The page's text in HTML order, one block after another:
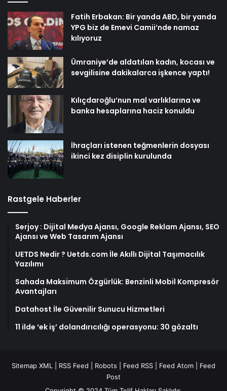
Fatih Erbakan: Bir yanda ABD, bir yanda
YPG biz de Emevi Camii’nde namaz
kılıyoruz
Ümraniye’de aldatılan kadın, kocası ve
sevgilisine dakikalarca işkence yaptı!
Kılıçdaroğlu’nun mal varlıklarına ve
banka hesaplarına haciz konuldu
İhraçları istenen teğmenlerin dosyası
ikinci kez disiplin kurulunda
Rastgele Haberler
Serjoy : Dijital Medya Ajansı, Google Reklam Ajansı, SEO
Ajansı ve Web Tasarım Ajansı
UETDS Nedir ? Uetds.com İle Akıllı Dijital Taşımacılık
Yazılımı
Sahada Maksimum Özgürlük: Benzinli Mobil Kompresör
Avantajları
Datahost İle Güvenilir Sunucu Hizmetleri
11 ilde ‘ek iş’ dolandırıcılığı operasyonu: 30 gözaltı
Sitemap XML RSS Feed Robots Feed RSS Feed Atom
Feed
Post